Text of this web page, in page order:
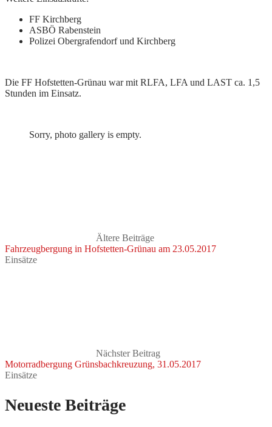
FF Kirchberg
ASBÖ Rabenstein
Polizei Obergrafendorf und Kirchberg
Die FF Hofstetten-Grünau war mit RLFA, LFA und LAST ca. 1,5
Stunden im Einsatz.
Sorry, photo gallery is empty.
Ältere Beiträge
Fahrzeugbergung in Hofstetten-Grünau am 23.05.2017
Einsätze
Nächster Beitrag
Motorradbergung Grünsbachkreuzung, 31.05.2017
Einsätze
Neueste Beiträge